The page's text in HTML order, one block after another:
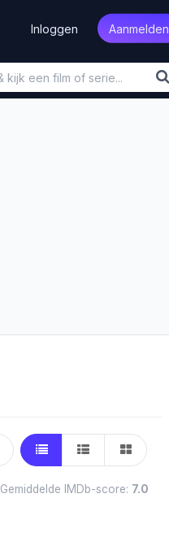
Inloggen Aanmelden
Gemiddelde IMDb-score: 7.0